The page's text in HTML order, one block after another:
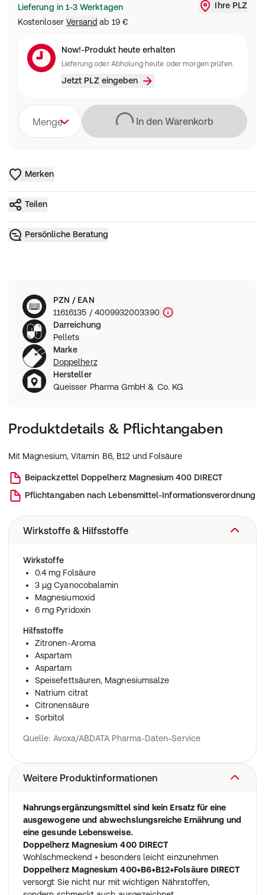
Lieferung in 1-3 Werktagen
Kostenloser Versand ab 19 €
Ihre PLZ
Now!-Produkt heute erhalten
Lieferung oder Abholung heute oder morgen prüfen.
Jetzt PLZ eingeben
Menge LädtIn den Warenkorb
Merken
Teilen
Persönliche Beratung
PZN / EAN
11616135 / 4009932003390
Darreichung
Pellets
Marke
Doppelherz
Hersteller
Queisser Pharma GmbH & Co. KG
Produktdetails & Pflichtangaben
Mit Magnesium, Vitamin B6, B12 und Folsäure
Beipackzettel Doppelherz Magnesium 400 DIRECT
Pflichtangaben nach Lebensmittel-Informationsverordnung
Wirkstoffe & Hilfsstoffe
Wirkstoffe
0.4 mg Folsäure
3 µg Cyanocobalamin
Magnesiumoxid
6 mg Pyridoxin
Hilfsstoffe
Zitronen-Aroma
Aspartam
Aspartam
Speisefettsäuren, Magnesiumsalze
Natrium citrat
Citronensäure
Sorbitol
Quelle: Avoxa/ABDATA Pharma-Daten-Service
Weitere Produktinformationen
Nahrungsergänzungsmittel sind kein Ersatz für eine
ausgewogene und abwechslungsreiche Ernährung und
eine gesunde Lebensweise.
Doppelherz Magnesium 400 DIRECT
Wohlschmeckend + besonders leicht einzunehmen
Doppelherz Magnesium 400+B6+B12+Folsäure DIRECT
versorgt Sie nicht nur mit wichtigen Nährstoffen,